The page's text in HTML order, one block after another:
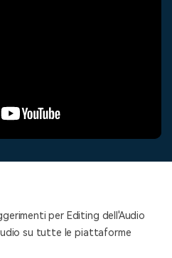
per Editing dell'Audio
su tutte le piattaforme